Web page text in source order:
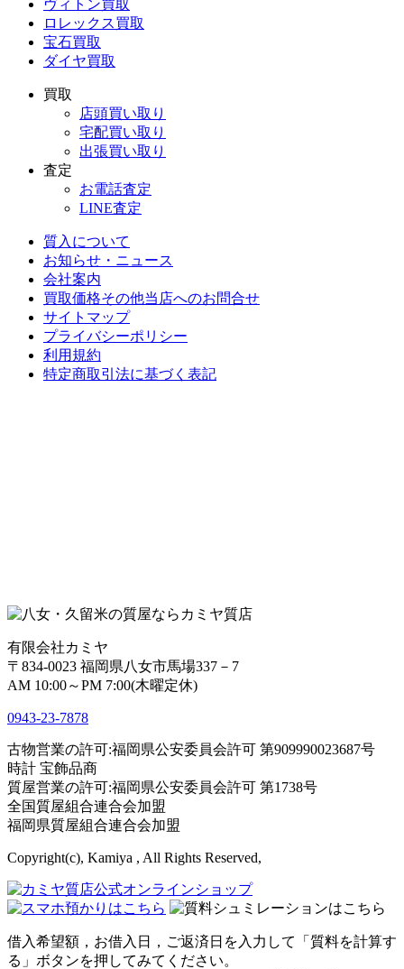
ヴィトン買取
ロレックス買取
宝石買取
ダイヤ買取
買取
店頭買い取り
宅配買い取り
出張買い取り
査定
お電話査定
LINE査定
質入について
お知らせ・ニュース
会社案内
買取価格その他当店へのお問合せ
サイトマップ
プライバシーポリシー
利用規約
特定商取引法に基づく表記
有限会社カミヤ
〒834-0023 福岡県八女市馬場337－7
AM 10:00～PM 7:00(木曜定休)
0943-23-7878
古物営業の許可:福岡県公安委員会許可 第909990023687号
時計 宝飾品商
質屋営業の許可:福岡県公安委員会許可 第1738号
全国質屋組合連合会加盟
福岡県質屋組合連合会加盟
Copyright(c), Kamiya , All Rights Reserved,
借入希望額，お借入日，ご返済日を入力して「質料を計算す
る」ボタンを押してみてください。